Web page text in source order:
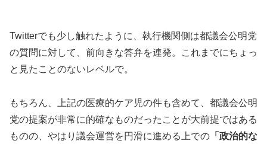
Twitterでも少し触れたように、執行機関側は都議会公明党
の質問に対して、前向きな答弁を連発。これまでにちょっ
と見たことのないレベルで。
もちろん、上記の医療的ケア児の件も含めて、都議会公明
党の提案が非常に的確なものだったことが大前提ではある
ものの、やはり議会運営を円滑に進める上での 「政治的な